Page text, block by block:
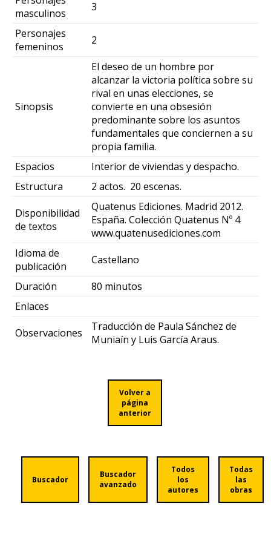
masculinos
3
Personajes
femeninos
2
Sinopsis
El deseo de un hombre por
alcanzar la victoria política sobre su
rival en unas elecciones, se
convierte en una obsesión
predominante sobre los asuntos
fundamentales que conciernen a su
propia familia.
Espacios
Interior de viviendas y despacho.
Estructura
2 actos. 20 escenas.
Disponibilidad
de textos
Quatenus Ediciones. Madrid 2012.
España. Colección Quatenus Nº 4
www.quatenusediciones.com
Idioma de
publicación
Castellano
Duración
80 minutos
Enlaces
Observaciones
Traducción de Paula Sánchez de
Muniaín y Luis García Araus.
Volver a
página
anterior
Buscador
Buscador
avanzado
Todos
los
autores
Todas
las
obras